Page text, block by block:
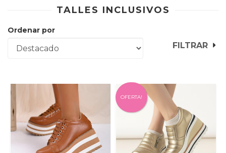
TALLES INCLUSIVOS
Ordenar por
FILTRAR
OFERTA!